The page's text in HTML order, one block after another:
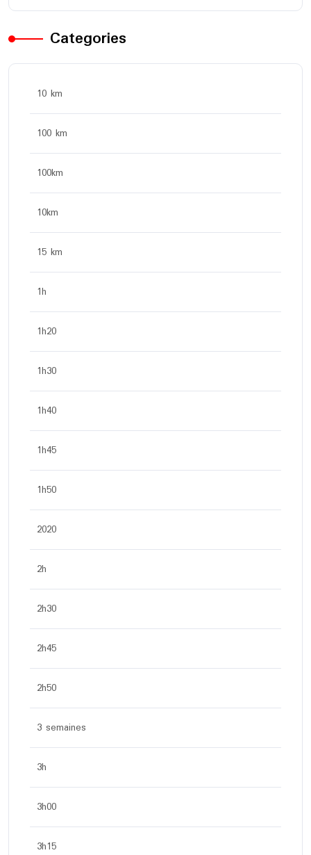
Categories
10 km
100 km
100km
10km
15 km
1h
1h20
1h30
1h40
1h45
1h50
2020
2h
2h30
2h45
2h50
3 semaines
3h
3h00
3h15